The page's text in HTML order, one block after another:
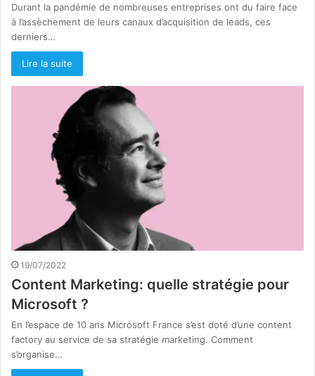
Durant la pandémie de nombreuses entreprises ont du faire face
à l’assèchement de leurs canaux d’acquisition de leads, ces
derniers…
Lire la suite
19/07/2022
Content Marketing: quelle stratégie pour
Microsoft ?
En l’espace de 10 ans Microsoft France s’est doté d’une content
factory au service de sa stratégie marketing. Comment
s’organise…